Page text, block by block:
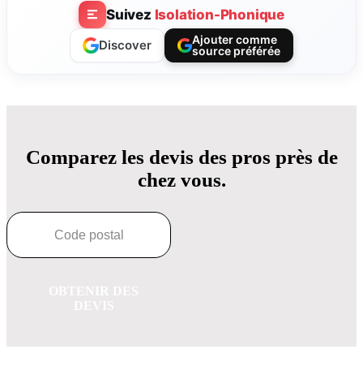
Suivez Isolation-Phonique
Discover
Ajouter comme
source préférée
Comparez les devis des pros près de
chez vous.